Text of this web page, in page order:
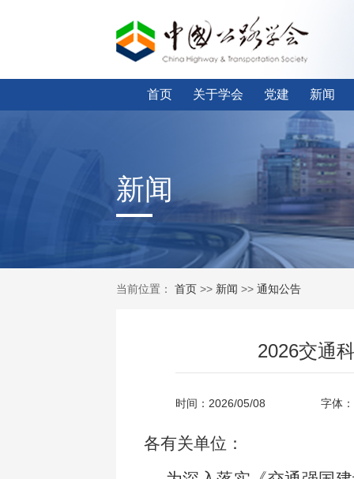
首页 关于学会 党建 新闻
新闻
当前位置： 首页>> 新闻 >> 通知公告
2026交通
时间：2026/05/08 字体
各有关单位：